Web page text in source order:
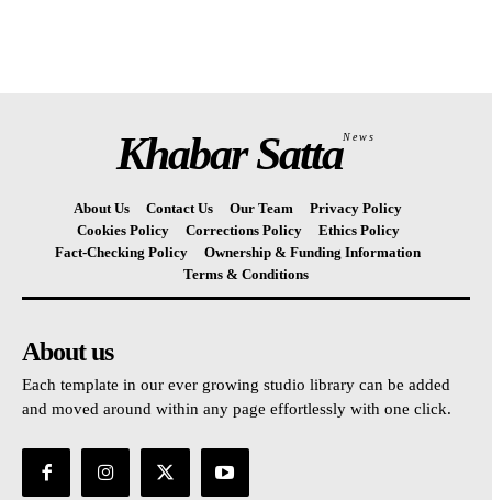
Khabar SattaNews
About Us Contact Us Our Team
Privacy Policy
Cookies Policy
Corrections Policy
Ethics Policy
Fact-Checking Policy
Ownership & Funding Information
Terms & Conditions
About us
Each template in our ever growing studio library can be added
and moved around within any page effortlessly with one click.